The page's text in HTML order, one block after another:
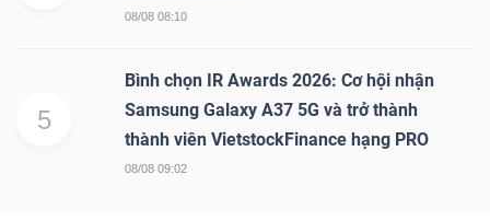
08/08 08:10
5
Bình chọn IR Awards 2026: Cơ hội nhận
Samsung Galaxy A37 5G và trở thành
thành viên VietstockFinance hạng PRO
08/08 09:02